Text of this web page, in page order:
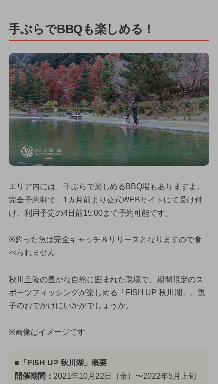
手ぶらでBBQも楽しめる！
エリア内には、手ぶらで楽しめるBBQ場もありますよ。
完全予約制で、1カ月前より公式WEBサイトにて受け付
け。利用予定の4日前15:00まで予約可能です。
※釣った魚は完全キャッチ＆リリースとなりますので食
べられません
秋川丘陵の豊かな自然に囲まれた環境で、期間限定のス
ポーツフィッシングが楽しめる「FISH UP 秋川湖」。親
子のおでかけにいかがでしょうか。
※画像はイメージです
■「FISH UP 秋川湖」概要
開催期間： 2021年10月22日（金）〜2022年5月上旬